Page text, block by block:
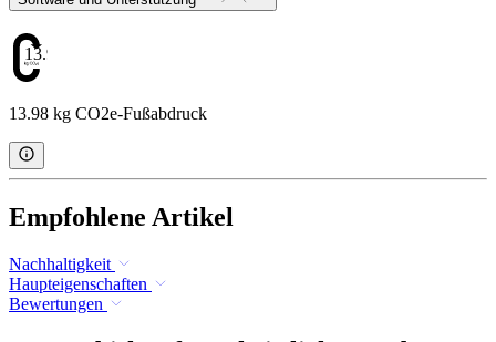
13.98
13.98 kg CO2e-Fußabdruck
Empfohlene Artikel
Nachhaltigkeit
Haupteigenschaften
Bewertungen